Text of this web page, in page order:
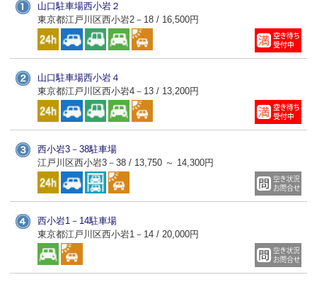
山口駐車場西小岩２
東京都江戸川区西小岩2－18 / 16,500円
山口駐車場西小岩４
東京都江戸川区西小岩4－13 / 13,200円
西小岩3－38駐車場
江戸川区西小岩3－38 / 13,750 ～ 14,300円
西小岩1－14駐車場
東京都江戸川区西小岩1－14 / 20,000円